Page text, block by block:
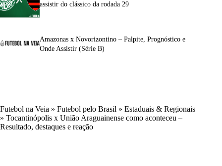
assistir do clássico da rodada 29
Amazonas x Novorizontino – Palpite, Prognóstico e
Onde Assistir (Série B)
Futebol na Veia » Futebol pelo Brasil » Estaduais & Regionais
» Tocantinópolis x União Araguainense como aconteceu –
Resultado, destaques e reação